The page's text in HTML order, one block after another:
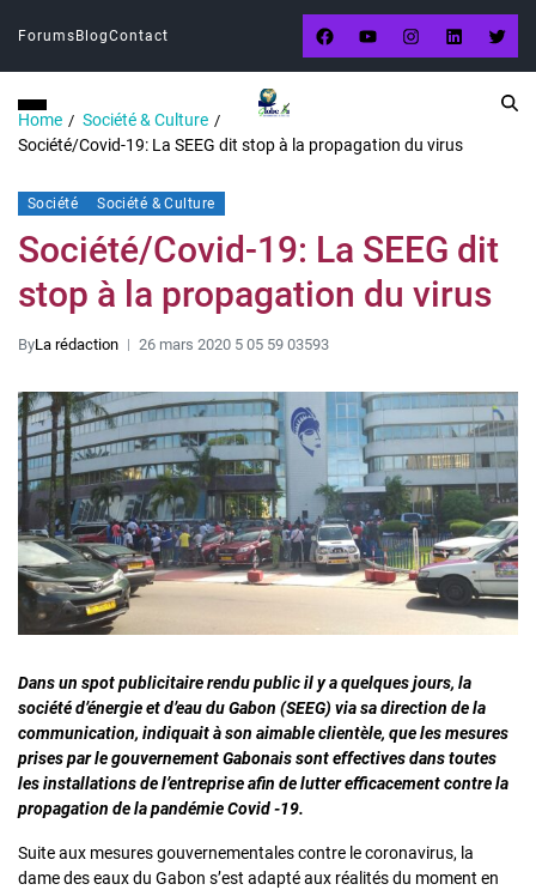
Forums BlogContact
Home
Société & Culture
Société/Covid-19: La SEEG dit stop à la propagation du virus
Société Société & Culture
Société/Covid-19: La SEEG dit
stop à la propagation du virus
ByLa rédaction 26 mars 2020 5 05 59 03593
Dans un spot publicitaire rendu public il y a quelques jours, la
société d’énergie et d’eau du Gabon (SEEG) via sa direction de la
communication, indiquait à son aimable clientèle, que les mesures
prises par le gouvernement Gabonais sont effectives dans toutes
les installations de l’entreprise afin de lutter efficacement contre la
propagation de la pandémie Covid -19.
Suite aux mesures gouvernementales contre le coronavirus, la
dame des eaux du Gabon s’est adapté aux réalités du moment en